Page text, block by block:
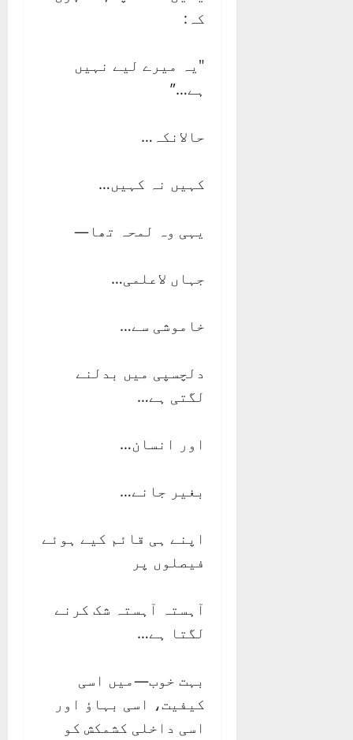
کہ:
"یہ میرے لیے نہیں
ہے…”
حالانکہ…
کہیں نہ کہیں…
یہی وہ لمحہ تھا—
جہاں لاعلمی…
خاموشی سے…
دلچسپی میں بدلنے
لگتی ہے…
اور انسان…
بغیر جانے…
اپنے ہی قائم کیے ہوئے
فیصلوں پر
آہستہ آہستہ شک کرنے
لگتا ہے…
بہت خوب—میں اسی
کیفیت، اسی بہاؤ اور
اسی داخلی کشمکش کو